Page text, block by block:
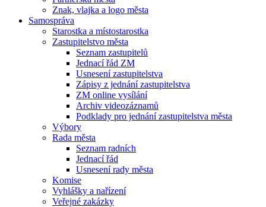
Znak, vlajka a logo města
Samospráva
Starostka a místostarostka
Zastupitelstvo města
Seznam zastupitelů
Jednací řád ZM
Usnesení zastupitelstva
Zápisy z jednání zastupitelstva
ZM online vysílání
Archiv videozáznamů
Podklady pro jednání zastupitelstva města
Výbory
Rada města
Seznam radních
Jednací řád
Usnesení rady města
Komise
Vyhlášky a nařízení
Veřejné zakázky